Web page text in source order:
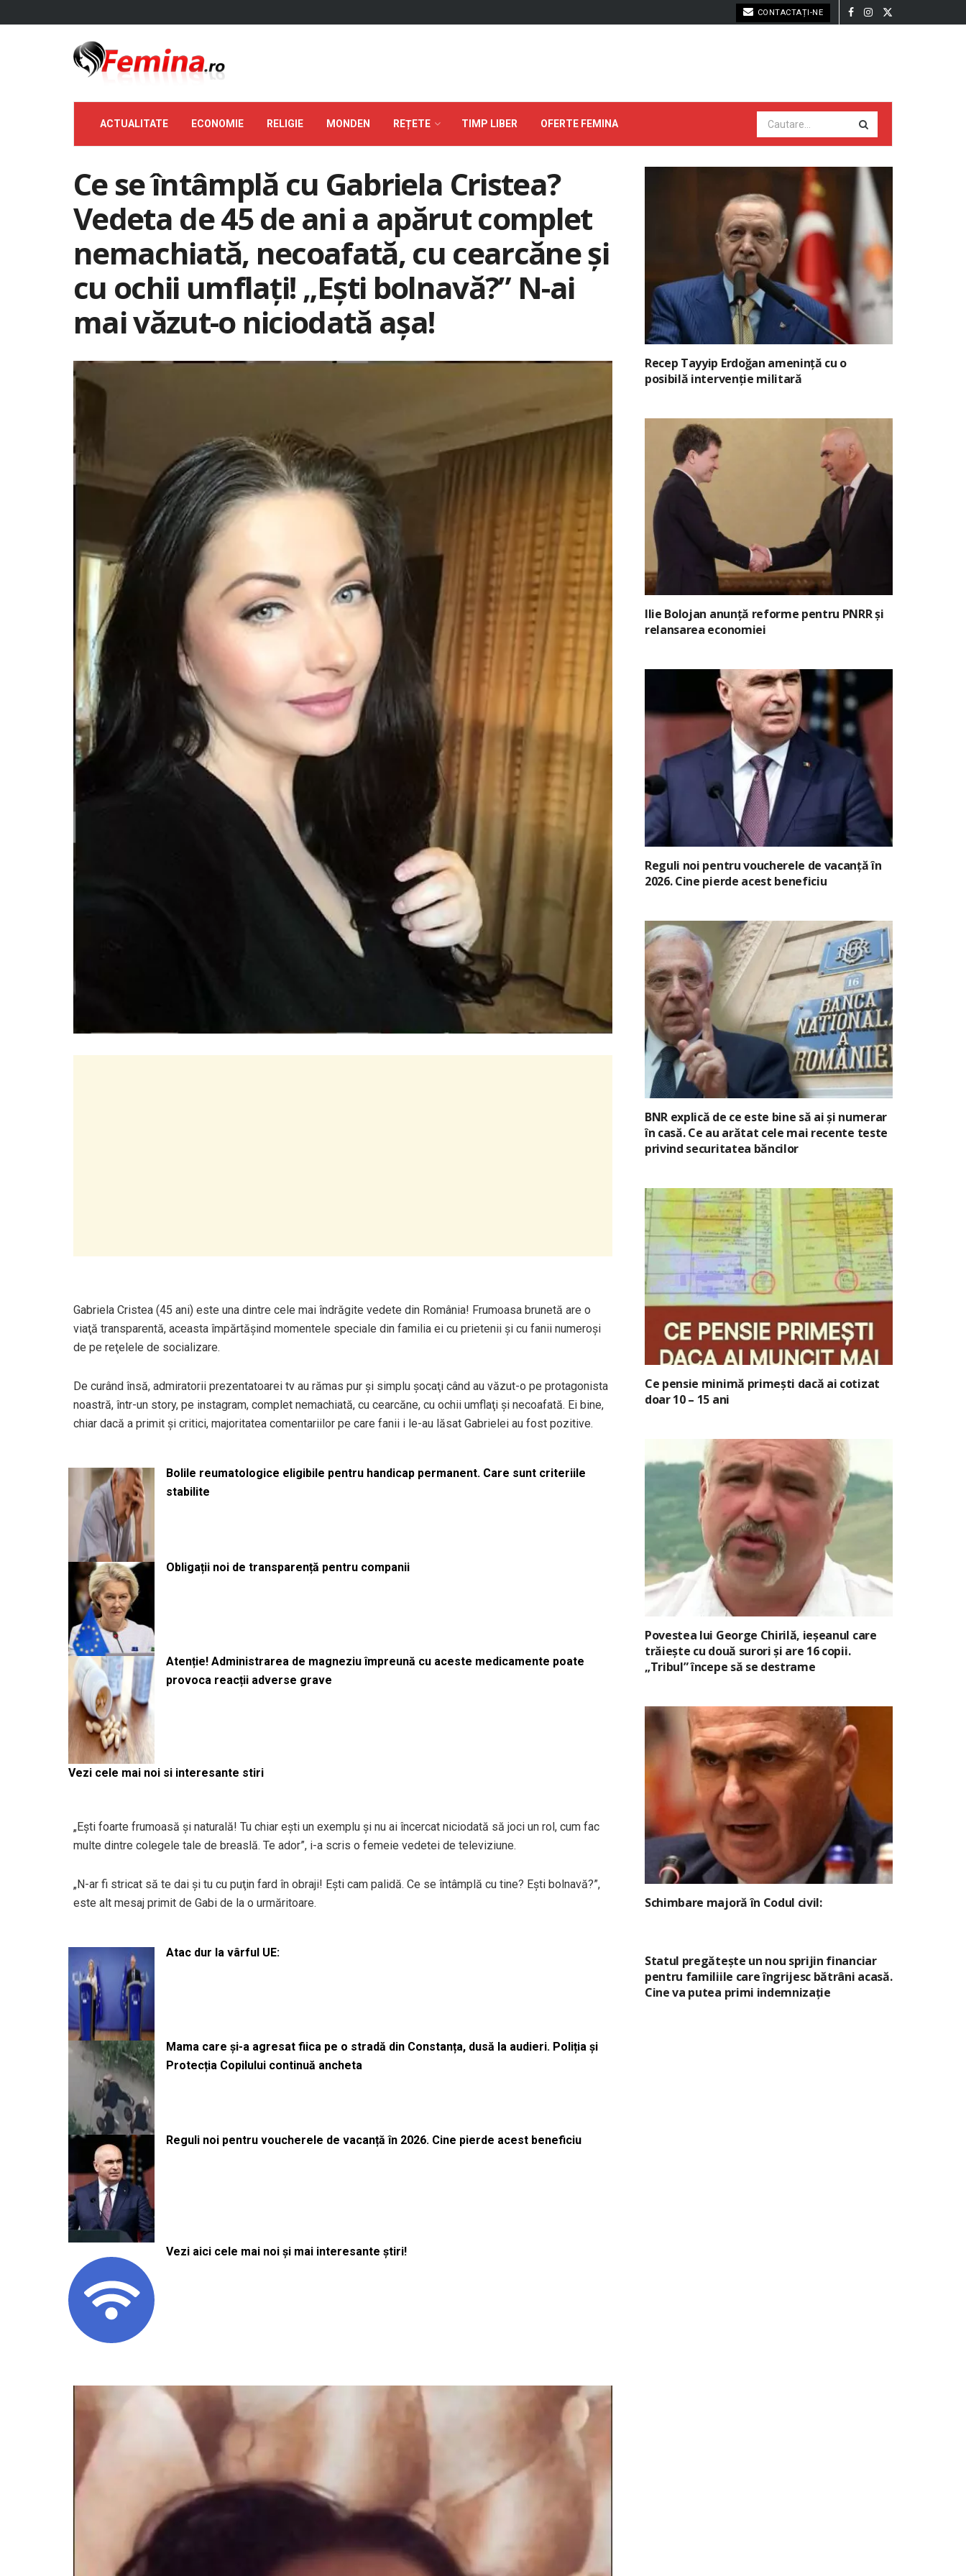
CONTACTAȚI-NE
ACTUALITATE ECONOMIE RELIGIE MONDEN REȚETE TIMP LIBER OFERTE FEMINA
Ce se întâmplă cu Gabriela Cristea?
Vedeta de 45 de ani a apărut complet
nemachiată, necoafată, cu cearcăne şi
cu ochii umflaţi! „Eşti bolnavă?” N-ai
mai văzut-o niciodată aşa!
Gabriela Cristea (45 ani) este una dintre cele mai îndrăgite vedete din România! Frumoasa brunetă are o
viaţă transparentă, aceasta împărtăşind momentele speciale din familia ei cu prietenii şi cu fanii numeroşi
de pe reţelele de socializare.
De curând însă, admiratorii prezentatoarei tv au rămas pur şi simplu şocaţi când au văzut-o pe protagonista
noastră, într-un story, pe instagram, complet nemachiată, cu cearcăne, cu ochii umflaţi şi necoafată. Ei bine,
chiar dacă a primit şi critici, majoritatea comentariilor pe care fanii i le-au lăsat Gabrielei au fost pozitive.
Bolile reumatologice eligibile pentru handicap permanent. Care sunt criteriile
stabilite
Obligații noi de transparență pentru companii
Atenție! Administrarea de magneziu împreună cu aceste medicamente poate
provoca reacții adverse grave
Vezi cele mai noi si interesante stiri
„Eşti foarte frumoasă şi naturală! Tu chiar eşti un exemplu şi nu ai încercat niciodată să joci un rol, cum fac
multe dintre colegele tale de breaslă. Te ador”, i-a scris o femeie vedetei de televiziune.
„N-ar fi stricat să te dai şi tu cu puţin fard în obraji! Eşti cam palidă. Ce se întâmplă cu tine? Eşti bolnavă?”,
este alt mesaj primit de Gabi de la o urmăritoare.
Atac dur la vârful UE:
Mama care și-a agresat fiica pe o stradă din Constanța, dusă la audieri. Poliția și
Protecția Copilului continuă ancheta
Reguli noi pentru voucherele de vacanță în 2026. Cine pierde acest beneficiu
Vezi aici cele mai noi și mai interesante știri!
Recep Tayyip Erdoğan amenință cu o
posibilă intervenție militară
Ilie Bolojan anunță reforme pentru PNRR și
relansarea economiei
Reguli noi pentru voucherele de vacanță în
2026. Cine pierde acest beneficiu
BNR explică de ce este bine să ai și numerar
în casă. Ce au arătat cele mai recente teste
privind securitatea băncilor
Ce pensie minimă primești dacă ai cotizat
doar 10 – 15 ani
Povestea lui George Chirilă, ieșeanul care
trăiește cu două surori și are 16 copii.
„Tribul” începe să se destrame
Schimbare majoră în Codul civil:
Statul pregătește un nou sprijin financiar
pentru familiile care îngrijesc bătrâni acasă.
Cine va putea primi indemnizație